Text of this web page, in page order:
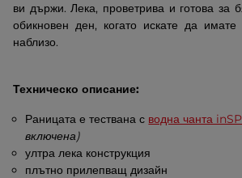
ви държи. Лека, проветрива и готова за
обикновен ден, когато искате да имате
наблизо.
Техническо описание:
Раницата е тествана с водна чанта
включена)
ултра лека конструкция
плътно прилепващ дизайн